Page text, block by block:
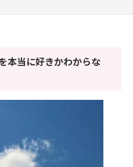
本当に好きかわからな